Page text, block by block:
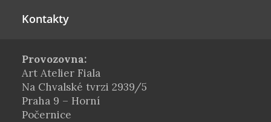
Kontakty
Provozovna:
Art Atelier Fiala
Na Chvalské tvrzi 2939/5
Praha 9 – Horní
Počernice